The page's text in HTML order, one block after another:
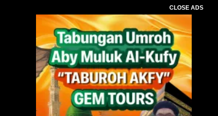
CLOSE ADS